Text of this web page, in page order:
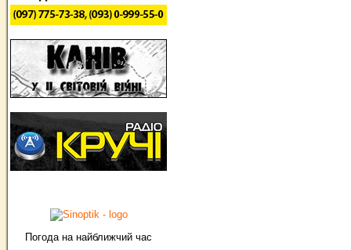
Погода на найближчий час